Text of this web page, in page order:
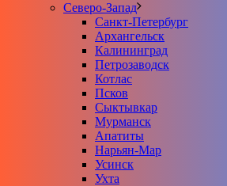
Северо-Запад
Санкт-Петербург
Архангельск
Калининград
Петрозаводск
Котлас
Псков
Сыктывкар
Мурманск
Апатиты
Нарьян-Мар
Усинск
Ухта